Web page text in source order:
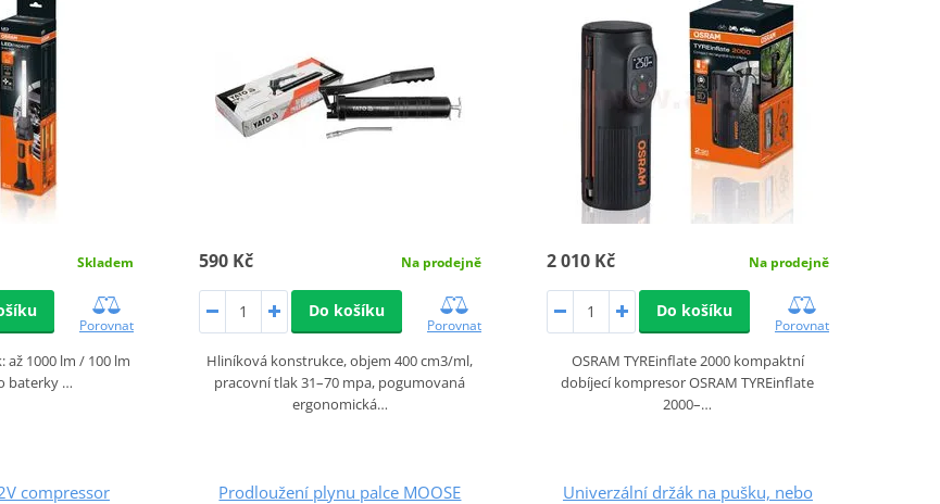
Skladem
Porovnat
1000 lm / 100 lm
baterky …
590 Kč Na prodejně
Do košíku
Porovnat
Hliníková konstrukce, objem 400 cm3/ml,
pracovní tlak 31–70 mpa, pogumovaná
ergonomická…
2 010 Kč Na prodejně
Do košíku
Porovnat
OSRAM TYREinflate 2000 kompaktní
dobíjecí kompresor OSRAM TYREinflate
2000–…
compressor
Prodloužení plynu palce MOOSE
Univerzální držák na pušku, nebo